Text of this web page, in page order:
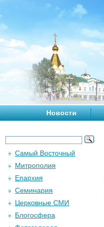
Новости
Самый Восточный
Митрополия
Епархия
Семинария
Церковные СМИ
Блогосфера